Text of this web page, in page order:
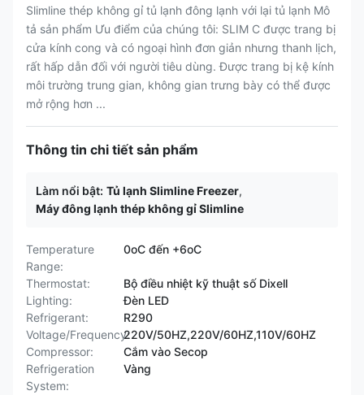
Slimline thép không gỉ tủ lạnh đông lạnh với lại tủ lạnh Mô
tả sản phẩm Ưu điểm của chúng tôi: SLIM C được trang bị
cửa kính cong và có ngoại hình đơn giản nhưng thanh lịch,
rất hấp dẫn đối với người tiêu dùng. Được trang bị kệ kính
môi trường trung gian, không gian trưng bày có thể được
mở rộng hơn ...
Thông tin chi tiết sản phẩm
Làm nổi bật: Tủ lạnh Slimline Freezer,
Máy đông lạnh thép không gỉ Slimline
Temperature
Range:
0oC đến +6oC
Thermostat:
Bộ điều nhiệt kỹ thuật số Dixell
Lighting:
Đèn LED
Refrigerant:
R290
Voltage/Frequency:220V/50HZ,220V/60HZ,110V/60HZ
Compressor:
Cắm vào Secop
Refrigeration
System:
Vàng